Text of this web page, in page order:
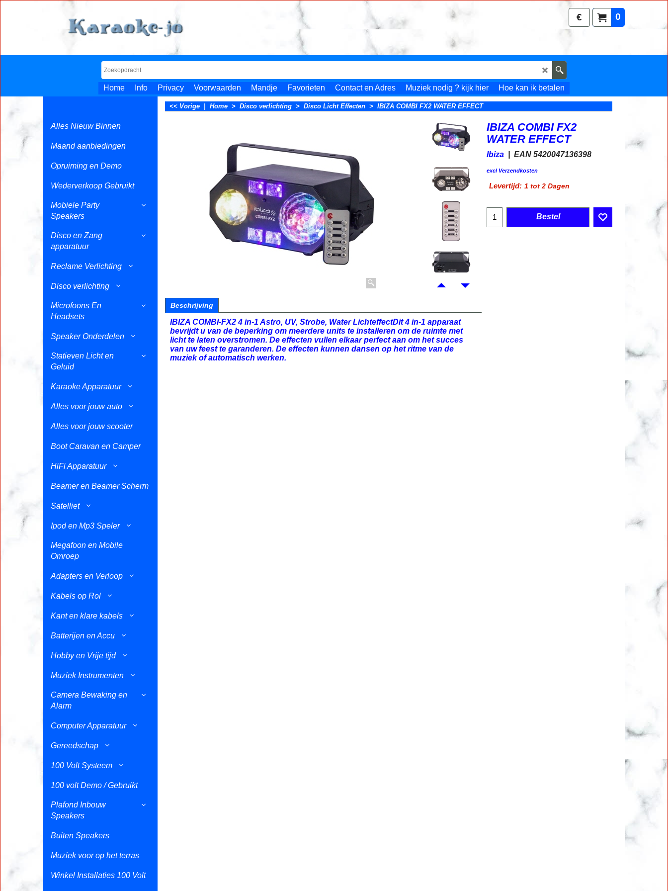
0
€
Home Info Privacy Voorwaarden Mandje Favorieten Contact en Adres Muziek nodig ? kijk hier Hoe kan ik betalen
Alles Nieuw Binnen
Maand aanbiedingen
Opruiming en Demo
Wederverkoop Gebruikt
Mobiele Party
Speakers
Disco en Zang
apparatuur
Reclame Verlichting
Disco verlichting
Microfoons En
Headsets
Speaker Onderdelen
Statieven Licht en
Geluid
Karaoke Apparatuur
Alles voor jouw auto
Alles voor jouw scooter
Boot Caravan en Camper
HiFi Apparatuur
Beamer en Beamer Scherm
Satelliet
Ipod en Mp3 Speler
Megafoon en Mobile
Omroep
Adapters en Verloop
Kabels op Rol
Kant en klare kabels
Batterijen en Accu
Hobby en Vrije tijd
Muziek Instrumenten
Camera Bewaking en
Alarm
Computer Apparatuur
Gereedschap
100 Volt Systeem
100 volt Demo / Gebruikt
Plafond Inbouw
Speakers
Buiten Speakers
Muziek voor op het terras
Winkel Installaties 100 Volt
<< Vorige Home > Disco verlichting > Disco Licht Effecten > IBIZA COMBI FX2 WATER EFFECT
IBIZA COMBI FX2
WATER EFFECT
Ibiza EAN 5420047136398
€99.00
excl Verzendkosten
Beschrijving
IBIZA COMBI-FX2 4 in-1 Astro, UV, Strobe, Water LichteffectDit 4 in-1 apparaat
bevrijdt u van de beperking om meerdere units te installeren om de ruimte met
licht te laten overstromen. De effecten vullen elkaar perfect aan om het succes
van uw feest te garanderen. De effecten kunnen dansen op het ritme van de
muziek of automatisch werken.